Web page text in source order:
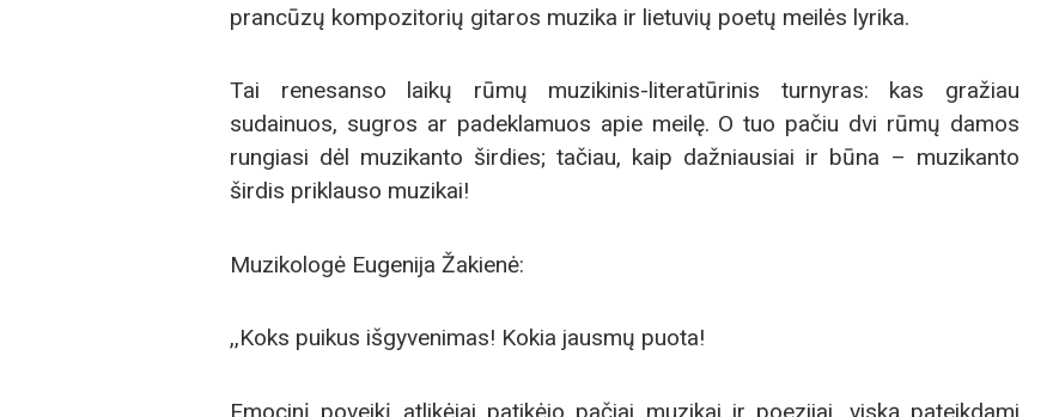
prancūzų kompozitorių gitaros muzika ir lietuvių poetų meilės lyrika.
Tai renesanso laikų rūmų muzikinis-literatūrinis turnyras: kas gražiau
sudainuos, sugros ar padeklamuos apie meilę. O tuo pačiu dvi rūmų damos
rungiasi dėl muzikanto širdies; tačiau, kaip dažniausiai ir būna – muzikanto
širdis priklauso muzikai!
Muzikologė Eugenija Žakienė:
,,Koks puikus išgyvenimas! Kokia jausmų puota!